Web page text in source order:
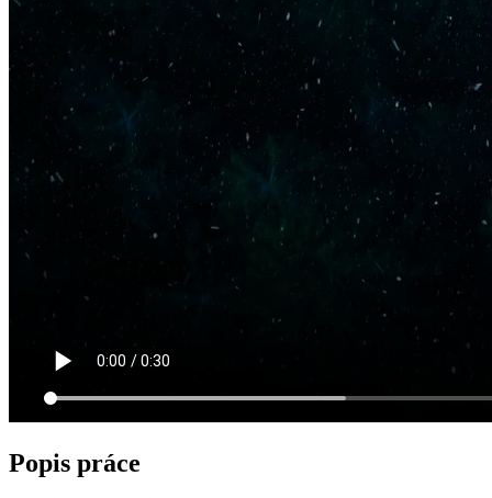
Popis práce